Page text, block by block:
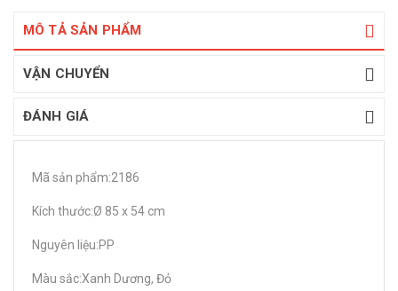
MÔ TẢ SẢN PHẨM
VẬN CHUYỂN
ĐÁNH GIÁ
Mã sản phẩm:2186
Kích thước:Ø 85 x 54 cm
Nguyên liệu:PP
Màu sắc:Xanh Dương, Đỏ